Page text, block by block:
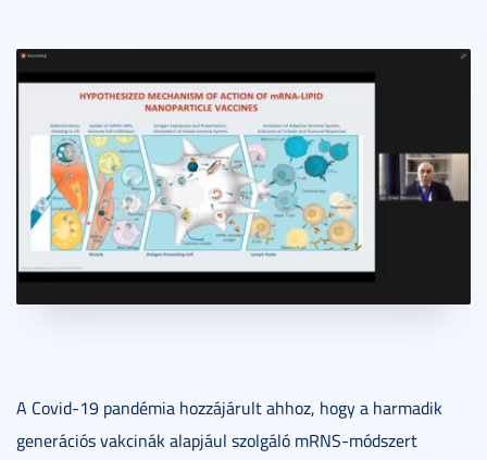
A Covid-19 pandémia hozzájárult ahhoz, hogy a harmadik
generációs vakcinák alapjául szolgáló mRNS-módszert